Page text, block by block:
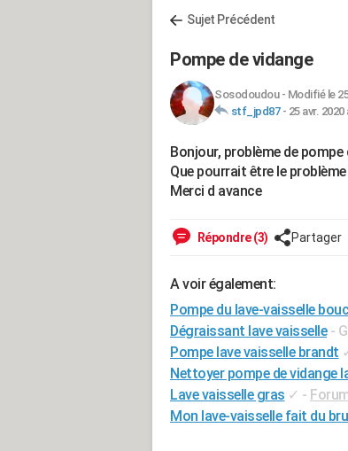
Sujet Précédent
Pompe de vidange
Sosodoudou- Modifié le
stf_jpd87- 25 avr. 2020
Bonjour, problème de pompe
Que pourrait être le
Merci d avance
Répondre (3) Partager
A voir également:
Pompe du lave-vaisselle
Dégraissant lave vaisselle -
Pompe lave vaisselle brandt
Nettoyer pompe de vidange
Lave vaisselle gras ✓ -
Mon lave-vaisselle fait du